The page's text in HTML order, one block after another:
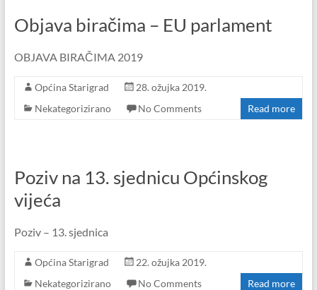
Objava biračima – EU parlament
OBJAVA BIRAČIMA 2019
Općina Starigrad
28. ožujka 2019.
Nekategorizirano
No Comments Read more
Poziv na 13. sjednicu Općinskog
vijeća
Poziv – 13. sjednica
Općina Starigrad
22. ožujka 2019.
Nekategorizirano
No Comments Read more